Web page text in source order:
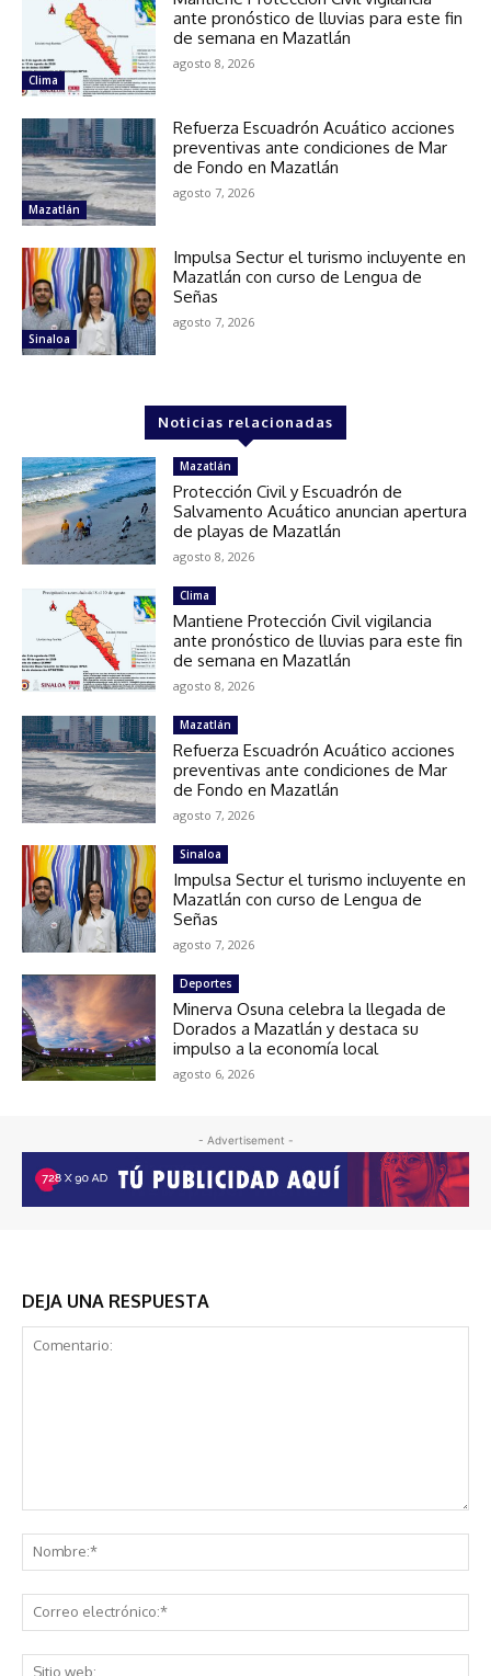
Clima
ante pronóstico de lluvias para este fin
de semana en Mazatlán
agosto 8, 2026
Mazatlán
Refuerza Escuadrón Acuático acciones
preventivas ante condiciones de Mar
de Fondo en Mazatlán
agosto 7, 2026
Sinaloa
Impulsa Sectur el turismo incluyente en
Mazatlán con curso de Lengua de
Señas
agosto 7, 2026
Noticias relacionadas
Mazatlán
Protección Civil y Escuadrón de
Salvamento Acuático anuncian apertura
de playas de Mazatlán
agosto 8, 2026
Clima
Mantiene Protección Civil vigilancia
ante pronóstico de lluvias para este fin
de semana en Mazatlán
agosto 8, 2026
Mazatlán
Refuerza Escuadrón Acuático acciones
preventivas ante condiciones de Mar
de Fondo en Mazatlán
agosto 7, 2026
Sinaloa
Impulsa Sectur el turismo incluyente en
Mazatlán con curso de Lengua de
Señas
agosto 7, 2026
Deportes
Minerva Osuna celebra la llegada de
Dorados a Mazatlán y destaca su
impulso a la economía local
agosto 6, 2026
- Advertisement -
DEJA UNA RESPUESTA